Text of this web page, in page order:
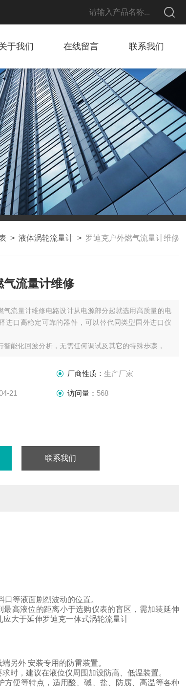
于我们 在线留言 联系我们
> 液体涡轮流量计 > 罗迪克户外燃气流量计维修
气流量计维修
气流量计维修电路设计从电源部分起就选用高质量的电
进口高稳定可靠的器件，可以替代同类型国外进口仪
智能化回波分析，无需任何调试及其它的特殊步骤，此
，使仪表的精度大大提高，液位精度达到
厂商性质： 生产厂家
21 访问量： 568
联系我们
等液面剧烈波动的位置。
最高液位的距离小于选购仪表的盲区，需加装延伸
应大于延伸罗迪克一体式涡轮流量计
端另外 安装专用的防雷装置。
时，建议在液位仪周围加设防高、低温装置。
便等特点， 适用酸、碱、盐、防腐、高温等各种